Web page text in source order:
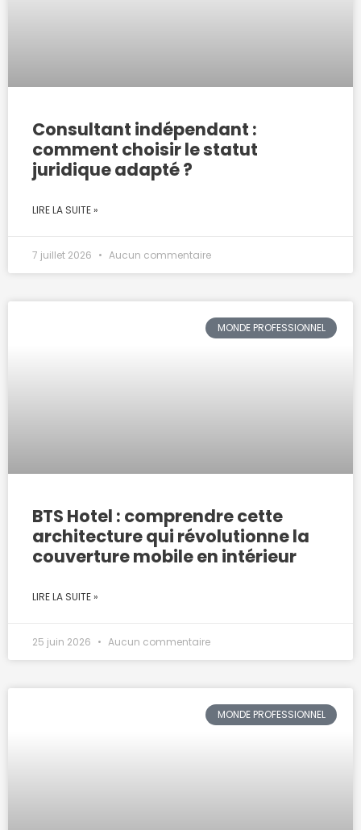
Consultant indépendant :
comment choisir le statut
juridique adapté ?
LIRE LA SUITE »
7 juillet 2026 Aucun commentaire
MONDE PROFESSIONNEL
BTS Hotel : comprendre cette
architecture qui révolutionne la
couverture mobile en intérieur
LIRE LA SUITE »
25 juin 2026 Aucun commentaire
MONDE PROFESSIONNEL